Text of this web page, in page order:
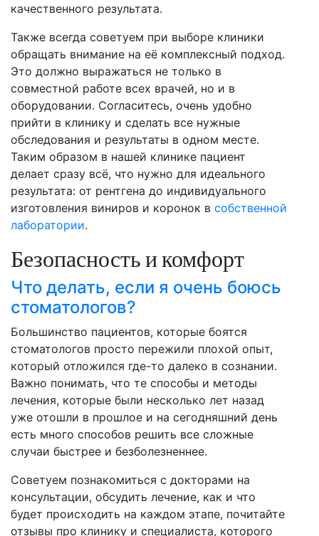
качественного результата.
Также всегда советуем при выборе клиники
обращать внимание на её комплексный подход.
Это должно выражаться не только в
совместной работе всех врачей, но и в
оборудовании. Согласитесь, очень удобно
прийти в клинику и сделать все нужные
обследования и результаты в одном месте.
Таким образом в нашей клинике пациент
делает сразу всё, что нужно для идеального
результата: от рентгена до индивидуального
изготовления виниров и коронок в собственной
лаборатории.
Безопасность и комфорт
Что делать, если я очень боюсь
стоматологов?
Большинство пациентов, которые боятся
стоматологов просто пережили плохой опыт,
который отложился где-то далеко в сознании.
Важно понимать, что те способы и методы
лечения, которые были несколько лет назад
уже отошли в прошлое и на сегодняшний день
есть много способов решить все сложные
случаи быстрее и безболезненнее.
Советуем познакомиться с докторами на
консультации, обсудить лечение, как и что
будет происходить на каждом этапе, почитайте
отзывы про клинику и специалиста, которого